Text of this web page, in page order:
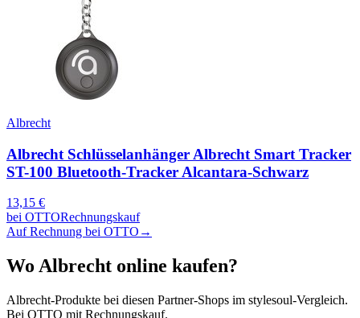
Albrecht
Albrecht Schlüsselanhänger Albrecht Smart Tracker
ST-100 Bluetooth-Tracker Alcantara-Schwarz
13,15 €
bei OTTORechnungskauf
Auf Rechnung bei OTTO →
Wo Albrecht online kaufen?
Albrecht-Produkte bei diesen Partner-Shops im stylesoul-Vergleich.
Bei OTTO mit Rechnungskauf.